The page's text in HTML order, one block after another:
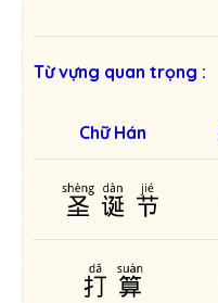
Từ vựng quan trọng :
Chữ Hán
圣诞节
打算